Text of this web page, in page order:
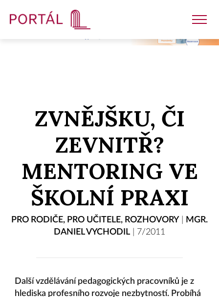
Časopisy
E-shop
ZVNĚJŠKU, ČI
ZEVNITŘ?
MENTORING VE
ŠKOLNÍ PRAXI
PRO RODIČE, PRO UČITELE, ROZHOVORY
MGR.
DANIEL VYCHODIL
7/2011
Další vzdělávání pedagogických pracovníků je z
hlediska profesního rozvoje nezbytností. Probíhá